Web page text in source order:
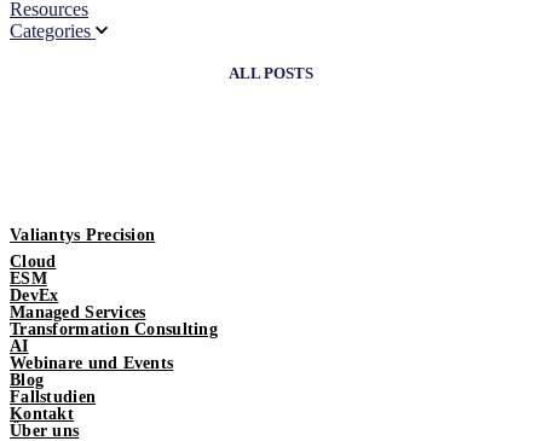
Resources
Categories
ALL POSTS
Valiantys Precision
Cloud
ESM
DevEx
Managed Services
Transformation Consulting
AI
Webinare und Events
Blog
Fallstudien
Kontakt
Über uns